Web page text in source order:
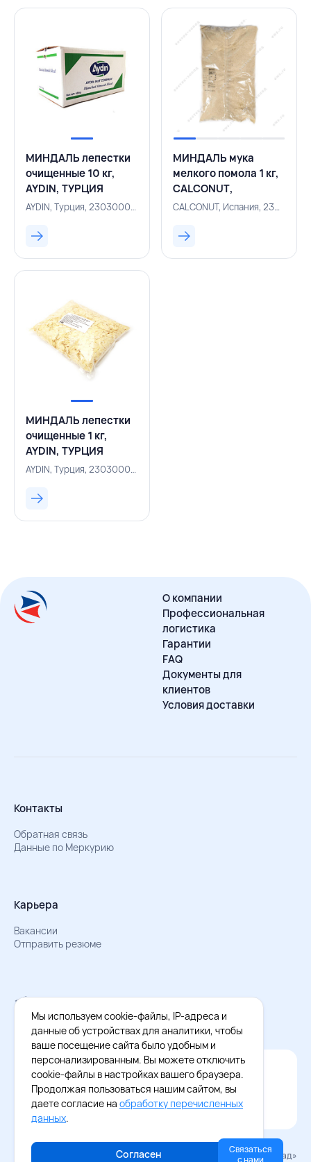
МИНДАЛЬ лепестки
очищенные 10 кг,
AYDIN, ТУРЦИЯ
AYDIN, Турция, 230300037
МИНДАЛЬ мука
мелкого помола 1 кг,
CALCONUT,
ИСПАНИЯ
CALCONUT, Испания, 230300060
МИНДАЛЬ лепестки
очищенные 1 кг,
AYDIN, ТУРЦИЯ
AYDIN, Турция, 230300040
О компании
Профессиональная
логистика
Гарантии
FAQ
Документы для
клиентов
Условия доставки
Контакты
Обратная связь
Данные по Меркурию
Карьера
Вакансии
Отправить резюме
Мы в Телеграм
Документы об обработке персональных данных
Охрана труда – результаты СОУТ
Официальное приложение Восток - Запад
Cкачайте бесплатное приложение
© 2026 «Восток–Запад»
Связаться
с нами
Мы используем cookie-файлы, IP-адреса и
данные об устройствах для аналитики, чтобы
ваше посещение сайта было удобным и
персонализированным. Вы можете отключить
cookie-файлы в настройках вашего браузера.
Продолжая пользоваться нашим сайтом, вы
даете согласие на обработку перечисленных
данных.
Согласен